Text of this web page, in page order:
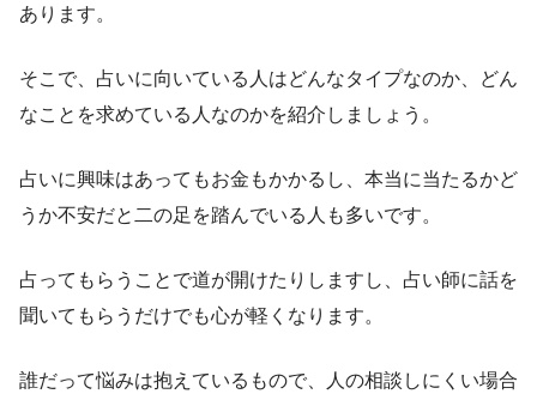
あります。
そこで、占いに向いている人はどんなタイプなのか、どん
なことを求めている人なのかを紹介しましょう。
占いに興味はあってもお金もかかるし、本当に当たるかど
うか不安だと二の足を踏んでいる人も多いです。
占ってもらうことで道が開けたりしますし、占い師に話を
聞いてもらうだけでも心が軽くなります。
誰だって悩みは抱えているもので、人の相談しにくい場合